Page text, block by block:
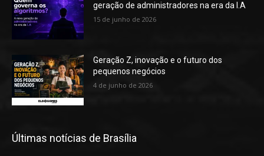
geração de administradores na era da I.A
15 de junho de 2026
Geração Z, inovação e o futuro dos
pequenos negócios
4 de junho de 2026
Últimas notícias de Brasília